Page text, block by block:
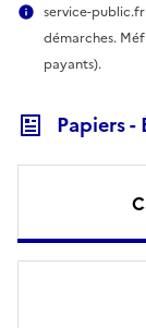
service-
démarches.
payants).
Papiers -